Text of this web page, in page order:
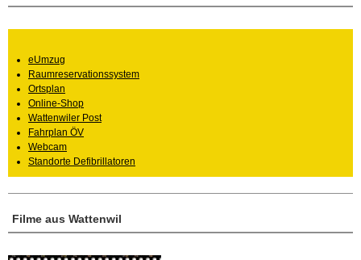
Filme aus Wattenwil
eUmzug
Raumreservationssystem
Ortsplan
Online-Shop
Wattenwiler Post
Fahrplan ÖV
Webcam
Standorte Defibrillatoren